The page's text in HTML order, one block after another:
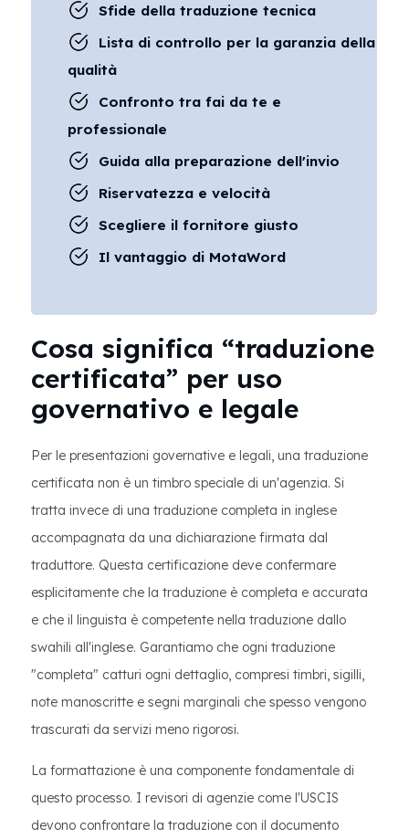
Sfide della traduzione tecnica
Lista di controllo per la garanzia della
qualità
Confronto tra fai da te e
professionale
Guida alla preparazione dell'invio
Riservatezza e velocità
Scegliere il fornitore giusto
Il vantaggio di MotaWord
Cosa significa “traduzione
certificata” per uso
governativo e legale
Per le presentazioni governative e legali, una traduzione
certificata non è un timbro speciale di un'agenzia. Si
tratta invece di una traduzione completa in inglese
accompagnata da una dichiarazione firmata dal
traduttore. Questa certificazione deve confermare
esplicitamente che la traduzione è completa e accurata
e che il linguista è competente nella traduzione dallo
swahili all'inglese. Garantiamo che ogni traduzione
"completa" catturi ogni dettaglio, compresi timbri, sigilli,
note manoscritte e segni marginali che spesso vengono
trascurati da servizi meno rigorosi.
La formattazione è una componente fondamentale di
questo processo. I revisori di agenzie come l'USCIS
devono confrontare la traduzione con il documento